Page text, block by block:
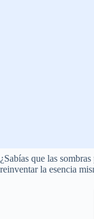
¿Sabías que las
reinventar la esencia